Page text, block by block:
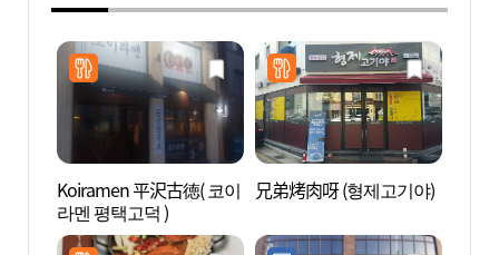
Koiramen 平沢古徳( 코이
라멘 평택고덕 )
兄弟烤肉呀 (형제고기야)